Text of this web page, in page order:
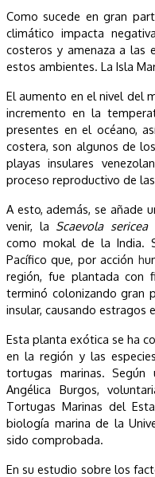
Como sucede en gran
climático impacta
costeros y amenaza a las
estos ambientes. La Isla
El aumento en el nivel del
incremento en la
presentes en el océano,
costera, son algunos de
playas insulares
proceso reproductivo de
A esto, además, se añade
venir, la Scaevola sericea
como mokal de la India.
Pacífico que, por acción h
región, fue plantada con
terminó colonizando gran
insular, causando estragos
Esta planta exótica se ha
en la región y las
tortugas marinas.
Angélica Burgos,
Tortugas Marinas del
biología marina de la
sido comprobada.
En su estudio sobre los